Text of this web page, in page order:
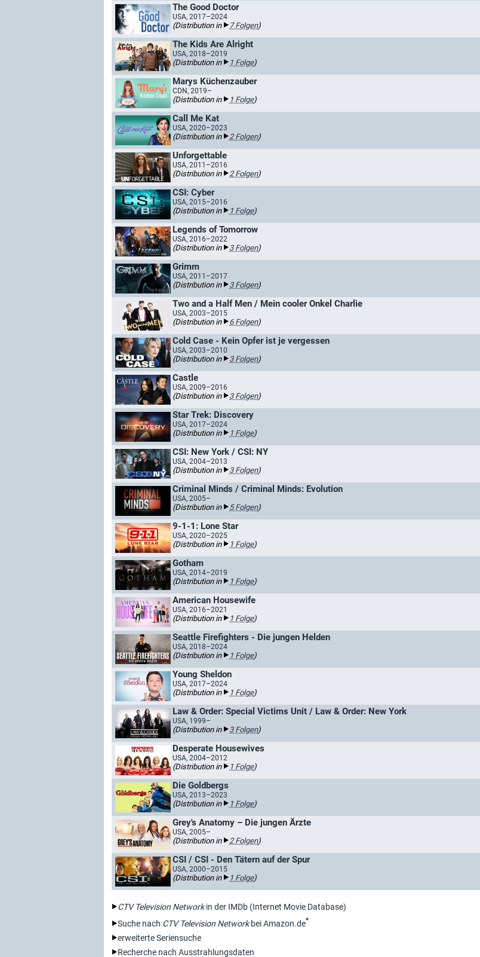
The Good Doctor
USA, 2017–2024
(Distribution in 7 Folgen)
The Kids Are Alright
USA, 2018–2019
(Distribution in 1 Folge)
Marys Küchenzauber
CDN, 2019–
(Distribution in 1 Folge)
Call Me Kat
USA, 2020–2023
(Distribution in 2 Folgen)
Unforgettable
USA, 2011–2016
(Distribution in 2 Folgen)
CSI: Cyber
USA, 2015–2016
(Distribution in 1 Folge)
Legends of Tomorrow
USA, 2016–2022
(Distribution in 3 Folgen)
Grimm
USA, 2011–2017
(Distribution in 3 Folgen)
Two and a Half Men / Mein cooler Onkel Charlie
USA, 2003–2015
(Distribution in 6 Folgen)
Cold Case - Kein Opfer ist je vergessen
USA, 2003–2010
(Distribution in 3 Folgen)
Castle
USA, 2009–2016
(Distribution in 3 Folgen)
Star Trek: Discovery
USA, 2017–2024
(Distribution in 1 Folge)
CSI: New York / CSI: NY
USA, 2004–2013
(Distribution in 3 Folgen)
Criminal Minds / Criminal Minds: Evolution
USA, 2005–
(Distribution in 5 Folgen)
9-1-1: Lone Star
USA, 2020–2025
(Distribution in 1 Folge)
Gotham
USA, 2014–2019
(Distribution in 1 Folge)
American Housewife
USA, 2016–2021
(Distribution in 1 Folge)
Seattle Firefighters - Die jungen Helden
USA, 2018–2024
(Distribution in 1 Folge)
Young Sheldon
USA, 2017–2024
(Distribution in 1 Folge)
Law & Order: Special Victims Unit / Law & Order: New York
USA, 1999–
(Distribution in 3 Folgen)
Desperate Housewives
USA, 2004–2012
(Distribution in 1 Folge)
Die Goldbergs
USA, 2013–2023
(Distribution in 1 Folge)
Grey's Anatomy – Die jungen Ärzte
USA, 2005–
(Distribution in 2 Folgen)
CSI / CSI - Den Tätern auf der Spur
USA, 2000–2015
(Distribution in 1 Folge)
CTV Television Networkin der IMDb (Internet Movie Database)
Suche nach CTV Television Networkbei Amazon.de*
erweiterte Seriensuche
Recherche nach Ausstrahlungsdaten